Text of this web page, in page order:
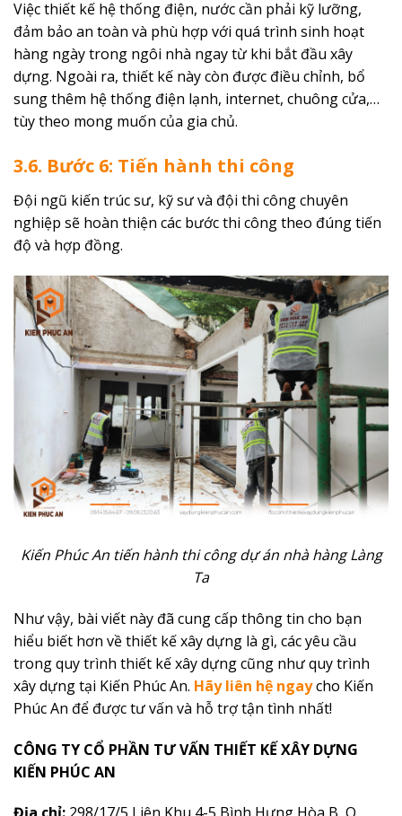
Việc thiết kế hệ thống điện, nước cần phải kỹ lưỡng,
đảm bảo an toàn và phù hợp với quá trình sinh hoạt
hàng ngày trong ngôi nhà ngay từ khi bắt đầu xây
dựng. Ngoài ra, thiết kế này còn được điều chỉnh, bổ
sung thêm hệ thống điện lạnh, internet, chuông cửa,…
tùy theo mong muốn của gia chủ.
3.6. Bước 6: Tiến hành thi công
Đội ngũ kiến ​​trúc sư, kỹ sư và đội thi công chuyên
nghiệp sẽ hoàn thiện các bước thi công theo đúng tiến
độ và hợp đồng.
Kiến Phúc An tiến hành thi công dự án nhà hàng Làng
Ta
Như vậy, bài viết này đã cung cấp thông tin cho bạn
hiểu biết hơn về thiết kế xây dựng là gì, các yêu cầu
trong quy trình thiết kế xây dựng cũng như quy trình
xây dựng tại Kiến Phúc An. Hãy liên hệ ngaycho Kiến
Phúc An để được tư vấn và hỗ trợ tận tình nhất!
CÔNG TY CỔ PHẦN TƯ VẤN THIẾT KẾ XÂY DỰNG
KIẾN PHÚC AN